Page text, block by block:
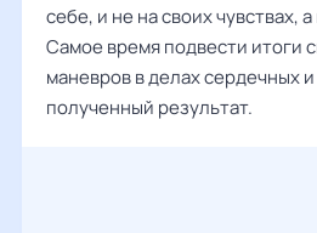
себе, и не на своих чувствах,
Самое время подвести итоги
маневров в делах сердечных
полученный результат.